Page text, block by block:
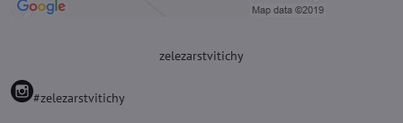
zelezarstvitichy
#zelezarstvitichy